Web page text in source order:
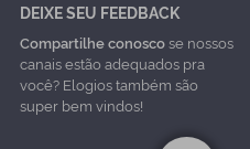
DEIXE SEU FEEDBACK
Compartilhe conoscose nossos
canais estão adequados pra
você? Elogios também são
super bem vindos!